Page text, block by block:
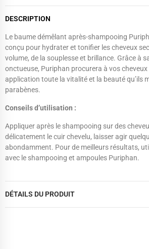
DESCRIPTION
Le baume démêlant après-shampooing
conçu pour hydrater et tonifier les cheveux
volume, de la souplesse et brillance. Grâce à
onctueuse, Puriphan procurera à vos
application toute la vitalité et la beauté qu’ils
parabènes.
Conseils d’utilisation :
Appliquer après le shampooing sur des
délicatement le cuir chevelu, laisser agir
abondamment. Pour de meilleurs résultats,
avec le shampooing et ampoules Puriphan.
DÉTAILS DU PRODUIT